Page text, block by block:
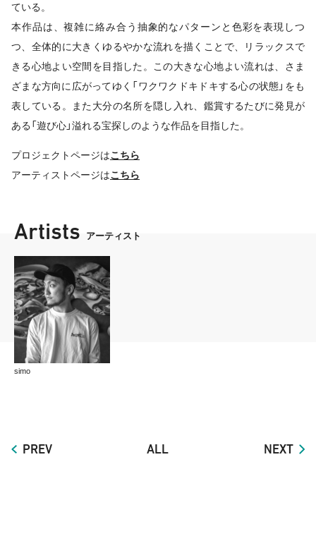
ている。
本作品は、複雑に絡み合う抽象的なパターンと色彩を表現しつ
つ、全体的に大きくゆるやかな流れを描くことで、リラックスで
きる心地よい空間を目指した。この大きな心地よい流れは、さま
ざまな方向に広がってゆく「ワクワクドキドキする心の状態」をも
表している。また大分の名所を隠し入れ、鑑賞するたびに発見が
ある「遊び心」溢れる宝探しのような作品を目指した。
プロジェクトページはこちら
アーティストページはこちら
Artists アーティスト
simo
PREV ALL NEXT